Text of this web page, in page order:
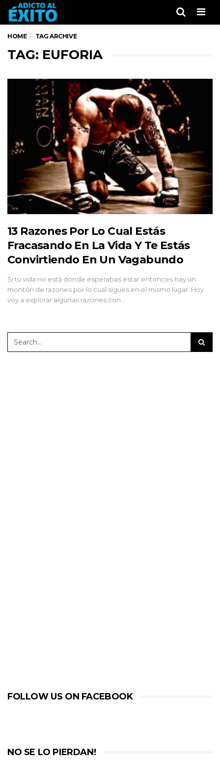
HOME TAG ARCHIVE
TAG: EUFORIA
13 Razones Por Lo Cual Estás
Fracasando En La Vida Y Te Estás
Convirtiendo En Un Vagabundo
Si tu vida no está donde esperabas estar entonces hay un
montón de razones por lo cual sigues en el mismo lugar. Hoy
voy a explorar algunas razones con…
FOLLOW US ON FACEBOOK
NO SE LO PIERDAN!